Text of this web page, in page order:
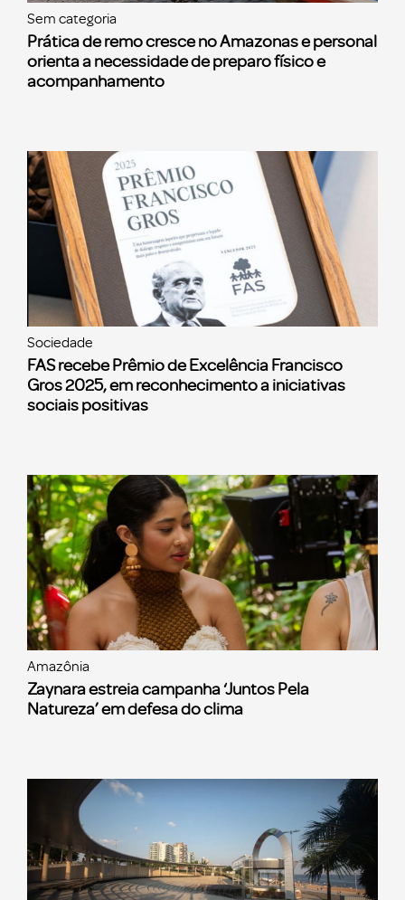
Sem categoria
Prática de remo cresce no Amazonas e personal
orienta a necessidade de preparo físico e
acompanhamento
Sociedade
FAS recebe Prêmio de Excelência Francisco
Gros 2025, em reconhecimento a iniciativas
sociais positivas
Amazônia
Zaynara estreia campanha ‘Juntos Pela
Natureza’ em defesa do clima